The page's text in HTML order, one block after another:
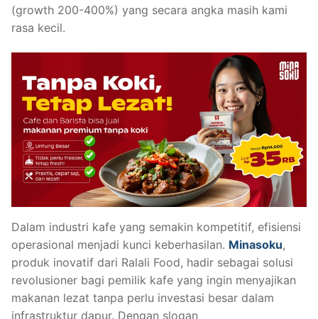
(growth 200-400%) yang secara angka masih kami
rasa kecil.
Dalam industri kafe yang semakin kompetitif, efisiensi
operasional menjadi kunci keberhasilan. Minasoku,
produk inovatif dari Ralali Food, hadir sebagai solusi
revolusioner bagi pemilik kafe yang ingin menyajikan
makanan lezat tanpa perlu investasi besar dalam
infrastruktur dapur. Dengan slogan